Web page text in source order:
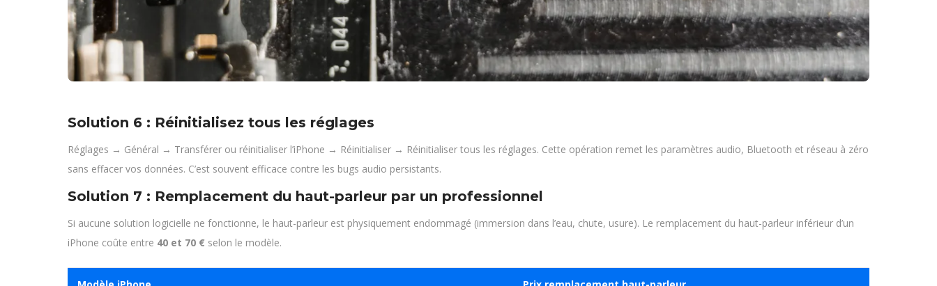
Solution 6 : Réinitialisez tous les réglages
Réglages → Général → Transférer ou réinitialiser l’iPhone → Réinitialiser → Réinitialiser tous les réglages. Cette opération remet les paramètres audio, Bluetooth et réseau à zéro
sans effacer vos données. C’est souvent efficace contre les bugs audio persistants.
Solution 7 : Remplacement du haut-parleur par un professionnel
Si aucune solution logicielle ne fonctionne, le haut-parleur est physiquement endommagé (immersion dans l’eau, chute, usure). Le remplacement du haut-parleur inférieur d’un
iPhone coûte entre 40 et 70 € selon le modèle.